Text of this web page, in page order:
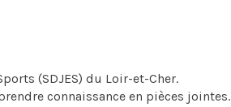
(SDJES) du Loir-et-Cher.
connaissance en pièces jointes.